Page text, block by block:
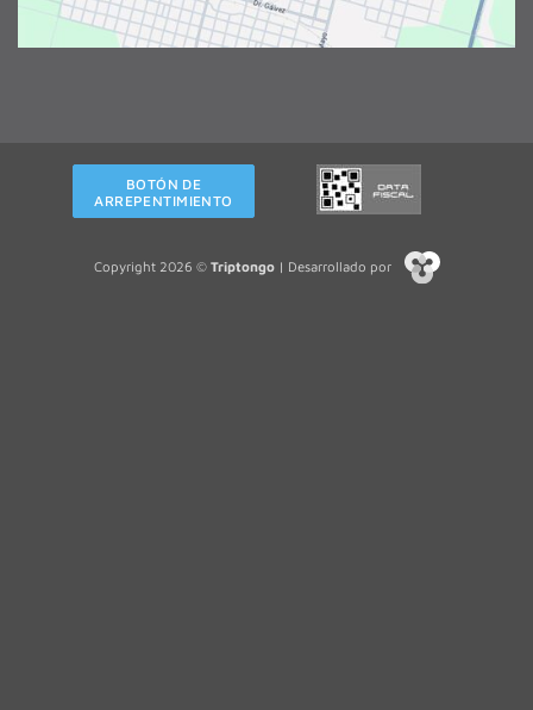
BOTÓN DE
ARREPENTIMIENTO
Copyright 2026 © Triptongo| Desarrollado por